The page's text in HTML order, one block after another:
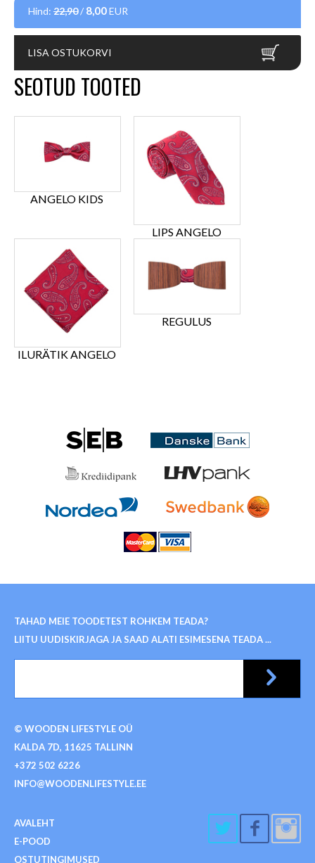
Hind: 22,90/ 8,00EUR
LISA OSTUKORVI
SEOTUD TOOTED
ANGELO KIDS
LIPS ANGELO
ILURÄTIK ANGELO
REGULUS
TAHAD MEIE TOODETEST ROHKEM TEADA?
LIITU UUDISKIRJAGA JA SAAD ALATI ESIMESENA TEADA ...
© WOODEN LIFESTYLE OÜ
KALDA 7D, 11625 TALLINN
+372 502 6226
INFO@WOODENLIFESTYLE.EE
AVALEHT
E-POOD
OSTUTINGIMUSED